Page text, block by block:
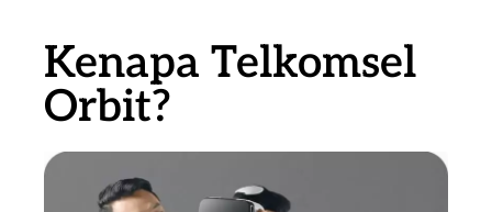
Kenapa Telkomsel
Orbit?